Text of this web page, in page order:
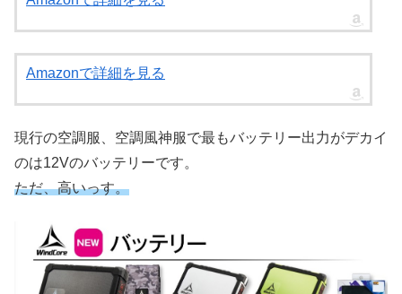
Amazonで詳細を見る
現行の空調服、空調風神服で最もバッテリー出力がデカイ
のは12Vのバッテリーです。
ただ、高いっす。